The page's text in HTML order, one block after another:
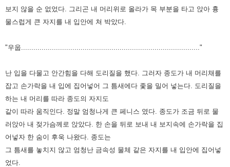
보지 않을 순 없었다.
그리곤 내 머리위로 올라가 목 부분을 타고 앉아 흉
물스럽게 큰 자지를 내 입안에 쳐 박았다.
"우웁......................................................................................."
난 입을 다물고 안간힘을 다해 도리질을 했다.
그러자 종도가 내 머리채를
잡고 손가락을 내 입에 집어넣어 그 틈새에다 좇을 밀어 넣는다.
도리질을
하는 내 머리를 따라 종도의 자지도
같이 따라 움직인다. 정말 엄청나게 큰 페니스 였다. 종도가 조금 뒤로 물
러앉아 내 젖가슴께로 앉았다. 한 손을 뒤로 보내 내 보지속에 손가락을 집
어넣자 한 숨이 후욱 나왔다. 종도는
그 틈새를 놓치지 않고 엄청난 금속성 물체 같은 자지를 내 입안에 집어넣
었다.